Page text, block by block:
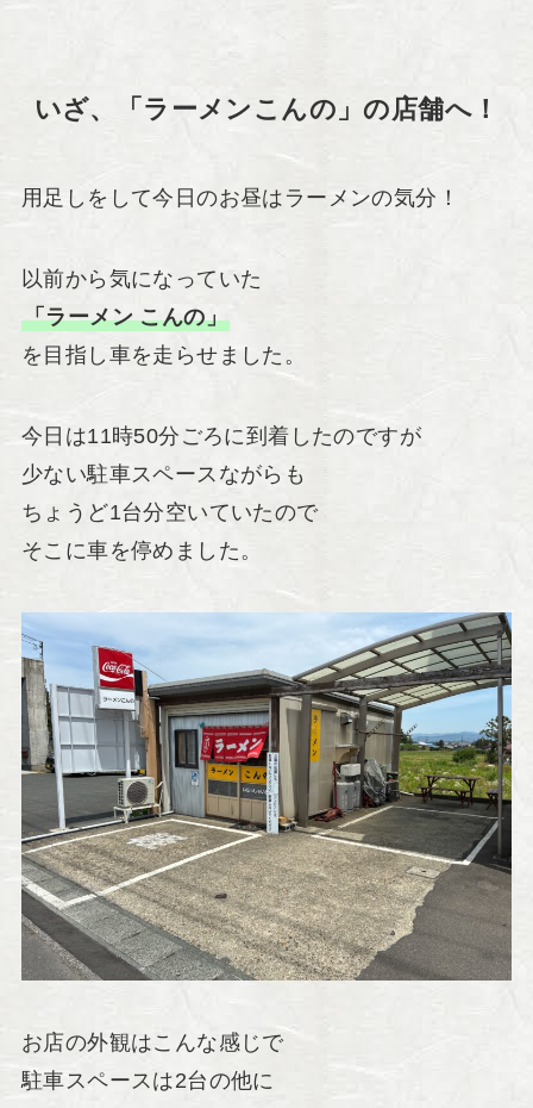
いざ、「ラーメンこんの」の店舗へ！
用足しをして今日のお昼はラーメンの気分！
以前から気になっていた
「ラーメン こんの」
を目指し車を走らせました。
今日は11時50分ごろに到着したのですが
少ない駐車スペースながらも
ちょうど1台分空いていたので
そこに車を停めました。
お店の外観はこんな感じで
駐車スペースは2台の他に